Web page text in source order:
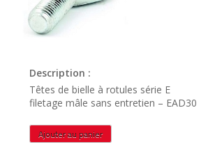
Description :
Têtes de bielle à rotules série E
filetage mâle sans entretien – EAD30
quantité
de
Ajouter au panier